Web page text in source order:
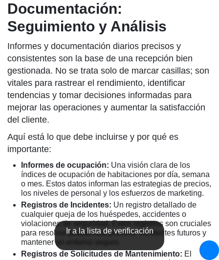
Ir a la lista de verificación
Documentación:
Seguimiento y Análisis
Informes y documentación diarios precisos y
consistentes son la base de una recepción bien
gestionada. No se trata solo de marcar casillas; son
vitales para rastrear el rendimiento, identificar
tendencias y tomar decisiones informadas para
mejorar las operaciones y aumentar la satisfacción
del cliente.
Aquí está lo que debe incluirse y por qué es
importante:
Informes de ocupación: Una visión clara de los
índices de ocupación de habitaciones por día, semana
o mes. Estos datos informan las estrategias de precios,
los niveles de personal y los esfuerzos de marketing.
Registros de Incidentes: Un registro detallado de
cualquier queja de los huéspedes, accidentes o
violaciones de seguridad. Estos registros son cruciales
para resolver problemas, prevenir incidentes futuros y
mantener un entorno seguro.
Registros de Solicitudes de Mantenimiento: El